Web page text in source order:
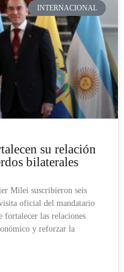
INTERNACIONAL
su relación
bilaterales
Milei suscribieron seis
oficial del mandatario
las relaciones
y reforzar la